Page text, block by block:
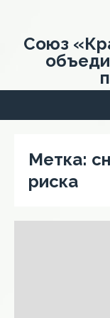
Союз
Метка:
риска